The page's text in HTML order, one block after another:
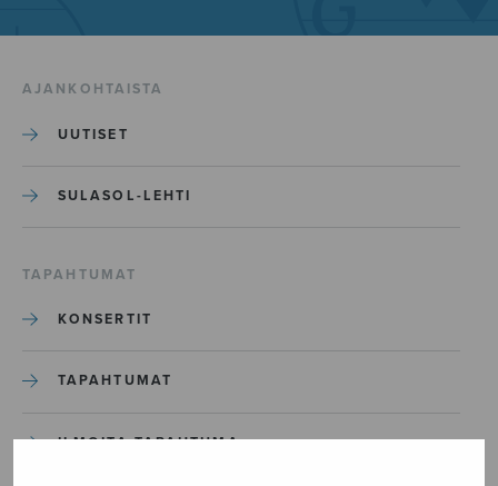
AJANKOHTAISTA
UUTISET
SULASOL-LEHTI
TAPAHTUMAT
KONSERTIT
TAPAHTUMAT
ILMOITA TAPAHTUMA